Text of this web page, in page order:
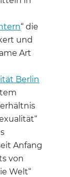
“ die
und
Art
Berlin
Anfang
von
Welt“